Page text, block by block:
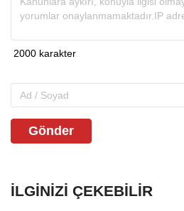
Gönder
İLGINIZI ÇEKEBILIR